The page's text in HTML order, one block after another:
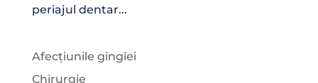
periajul dentar...
Afecțiunile gingiei
Chirurgie